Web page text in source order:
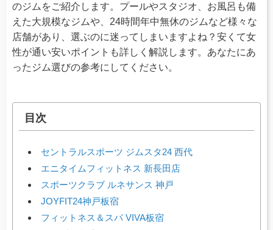
のジムをご紹介します。プールやスタジオ、お風呂も備
えた大規模なジムや、24時間年中無休のジムなど様々な
店舗があり、選ぶのに迷ってしまいますよね？安くて女
性が通い安いポイントも詳しく解説します。あなたにあ
ったジム選びの参考にしてください。
目次
セントラルスポーツ ジムスタ24 西代
エニタイムフィットネス 新長田店
スポーツクラブ ルネサンス 神戸
JOYFIT24神戸板宿
フィットネス＆スパ VIVA板宿